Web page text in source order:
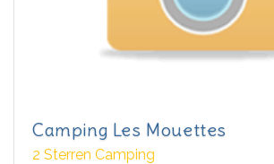
Camping Les Mouettes
2 Sterren Camping